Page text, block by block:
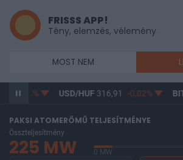
FRISSS APP!
Tény, elemzés, vélemény
MOST NEM
-0,08% USD/HUF316,91 -0,02%
PAKSI ATOMERŐMŰ TELJESÍTMÉNYE
Összteljesítmény
225 MW 0 MW